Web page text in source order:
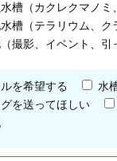
槽（カクレクマノミ
槽（テラリウム、ク
撮影、イベント、引
を希望する 水
を送ってほしい